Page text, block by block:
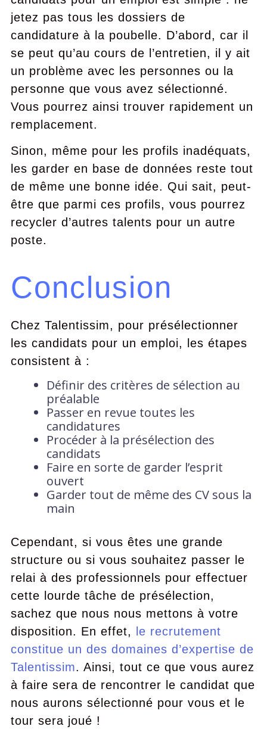
jetez pas tous les dossiers de
candidature à la poubelle. D’abord, car il
se peut qu’au cours de l’entretien, il y ait
un problème avec les personnes ou la
personne que vous avez sélectionné.
Vous pourrez ainsi trouver rapidement un
remplacement.
Sinon, même pour les profils inadéquats,
les garder en base de données reste tout
de même une bonne idée. Qui sait, peut-
être que parmi ces profils, vous pourrez
recycler d’autres talents pour un autre
poste.
Conclusion
Chez Talentissim, pour présélectionner
les candidats pour un emploi, les étapes
consistent à :
Définir des critères de sélection au
préalable
Passer en revue toutes les
candidatures
Procéder à la présélection des
candidats
Faire en sorte de garder l’esprit
ouvert
Garder tout de même des CV sous la
main
Cependant, si vous êtes une grande
structure ou si vous souhaitez passer le
relai à des professionnels pour effectuer
cette lourde tâche de présélection,
sachez que nous nous mettons à votre
disposition. En effet,
le recrutement
constitue un des domaines d’expertise de
Talentissim. Ainsi, tout ce que vous aurez
à faire sera de rencontrer le candidat que
nous aurons sélectionné pour vous et le
tour sera joué !